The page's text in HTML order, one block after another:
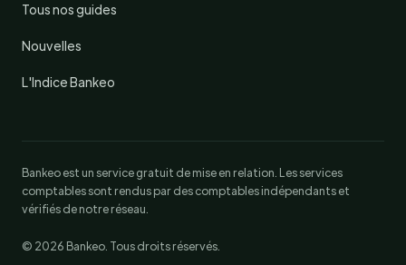
Tous nos guides
Nouvelles
L'Indice Bankeo
Bankeo est un service gratuit de mise en relation. Les services
comptables sont rendus par des comptables indépendants et
vérifiés de notre réseau.
© 2026 Bankeo. Tous droits réservés.